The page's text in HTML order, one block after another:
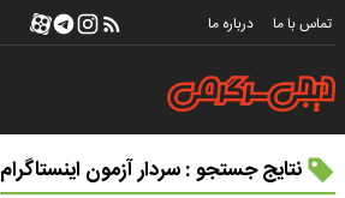
تماس با ما درباره ما
نتایج جستجو : سردار آزمون اینستاگرام